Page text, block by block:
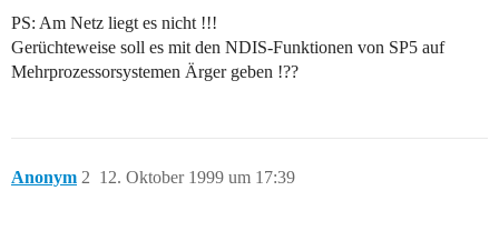
PS: Am Netz liegt es nicht !!!
Gerüchteweise soll es mit den NDIS-Funktionen von SP5 auf
Mehrprozessorsystemen Ärger geben !??
Anonym 12. Oktober 1999 um 17:39
2